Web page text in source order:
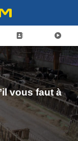
vous faut à